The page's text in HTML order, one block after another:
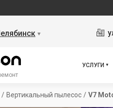
▼
УСЛУГИ
/ Вертикальный пылесос / V7